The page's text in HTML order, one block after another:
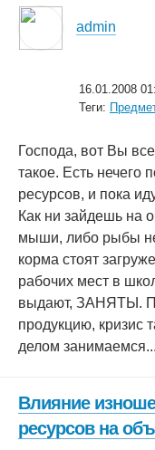
admin
16.01.2008
Теги:
Господа, вот Вы
такое. Есть нечего
ресурсов, и пока
Как ни зайдешь на
мыши, либо рыбы
корма стоят
рабочих мест в
выдают, ЗАНЯТЫ.
продукцию, кризис
делом занимаемся...
Влияние
ресурсов на